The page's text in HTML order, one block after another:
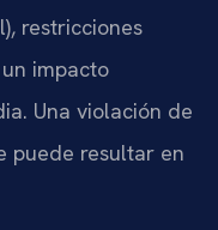
restricciones
impacto
Una violación de
puede resultar en